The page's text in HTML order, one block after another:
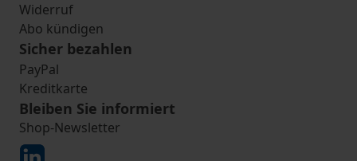
Widerruf
Abo kündigen
Sicher bezahlen
PayPal
Kreditkarte
Bleiben Sie informiert
Shop-Newsletter